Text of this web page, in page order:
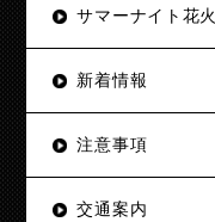
サマーナイト花火
新着情報
注意事項
交通案内